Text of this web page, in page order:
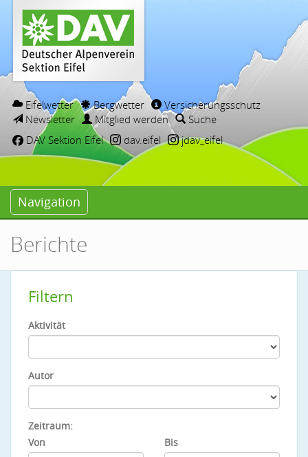
Eifelwetter Bergwetter
Versicherungsschutz
Newsletter
Mitglied werden
Suche
DAV Sektion Eifel
dav.eifel jdav_eifel
Navigation
Berichte
Filtern
Aktivität
Autor
Zeitraum:
Von
Bis